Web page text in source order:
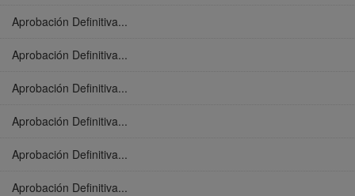
Aprobación Definitiva...
Aprobación Definitiva...
Aprobación Definitiva...
Aprobación Definitiva...
Aprobación Definitiva...
Aprobación Definitiva...